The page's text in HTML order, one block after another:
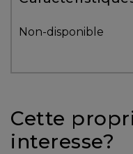
vous
protégé!
outils
pour
Non-disponible
Cette
interesse?